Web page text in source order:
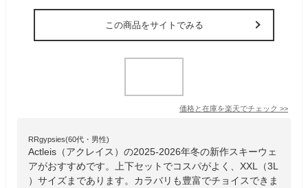
この商品をサイトでみる
価格と在庫を楽天でチェック >>
RRgypsies(60代・男性)
Actleis（アクレイス）の2025-2026年冬の新作スキーウェ
アがおすすめです。上下セットでコスパがよく、XXL（3L
）サイズまであります。カラバリも豊富でチョイスできま